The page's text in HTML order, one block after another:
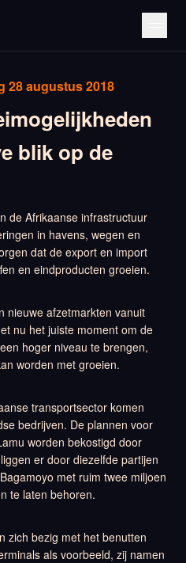
28 augustus 2018
blik op de
de Afrikaanse infrastructuur
in havens, wegen en
dat de export en import
en eindproducten groeien.
nieuwe afzetmarkten vanuit
nu het juiste moment om de
hoger niveau te brengen,
worden met groeien.
transportsector komen
bedrijven. De plannen voor
worden bekostigd door
er door diezelfde partijen
met ruim twee miljoen
te laten behoren.
zich bezig met het benutten
als voorbeeld, zij namen